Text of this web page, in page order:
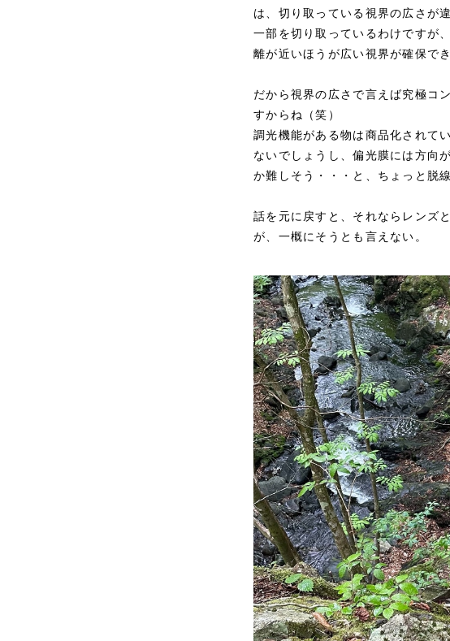
は、切り取っている視界の広さが
一部を切り取っているわけですが
離が近いほうが広い視界が確保で
だから視界の広さで言えば究極コ
すからね（笑）
調光機能がある物は商品化されて
ないでしょうし、偏光膜には方向
か難しそう・・・と、ちょっと脱線
話を元に戻すと、それならレンズ
が、一概にそうとも言えない。